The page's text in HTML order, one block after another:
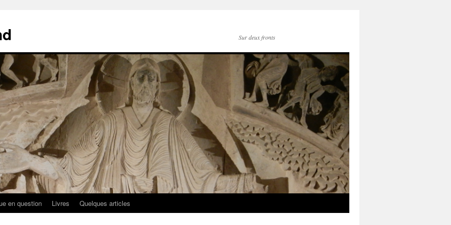
Sur deux fronts
en question Livres Quelques articles